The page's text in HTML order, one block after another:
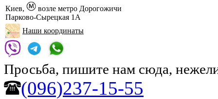
Киев,
возле метро Дорогожичи
Парково-Сырецкая 1А
Наши координаты
Просьба, пишите нам сюда,
(096)237-15-55